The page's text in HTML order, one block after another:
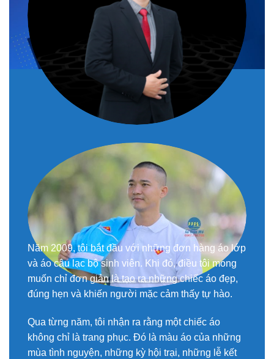
Năm 2009, tôi bắt đầu với những đơn hàng áo lớp
và áo câu lạc bộ sinh viên. Khi đó, điều tôi mong
muốn chỉ đơn giản là tạo ra những chiếc áo đẹp,
đúng hẹn và khiến người mặc cảm thấy tự hào.
Qua từng năm, tôi nhận ra rằng một chiếc áo
không chỉ là trang phục. Đó là màu áo của những
mùa tình nguyện, những kỳ hội trại, những lễ kết